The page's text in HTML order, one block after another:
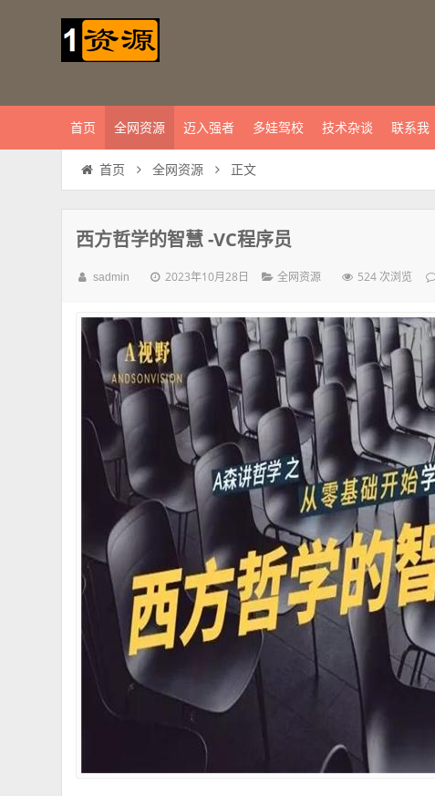
首页 全网资源 迈入强者 多娃驾校 技术杂谈 联系我
首页 全网资源 正文
西方哲学的智慧 -VC程序员
sadmin 2023年10月28日 全网资源 524 次浏览